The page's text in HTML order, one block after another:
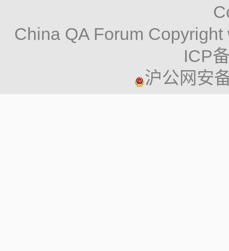
China QA Forum
ICP
沪公网安